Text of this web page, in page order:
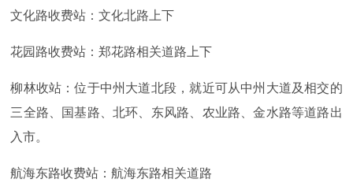
文化路收费站：文化北路上下
花园路收费站：郑花路相关道路上下
柳林收站：位于中州大道北段，就近可从中州大道及相交的
三全路、国基路、北环、东风路、农业路、金水路等道路出
入市。
航海东路收费站：航海东路相关道路